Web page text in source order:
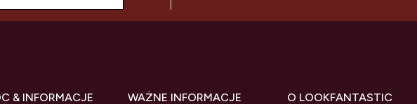
& INFORMACJE WAŻNE INFORMACJE O LOOKFANTASTIC